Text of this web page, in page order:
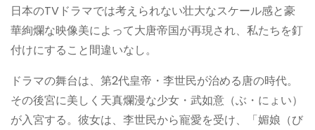
日本のTVドラマでは考えられない壮大なスケール感と豪
華絢爛な映像美によって大唐帝国が再現され、私たちを釘
付けにすること間違いなし。
ドラマの舞台は、第2代皇帝・李世民が治める唐の時代。
その後宮に美しく天真爛漫な少女・武如意（ぶ・にょい）
が入宮する。彼女は、李世民から寵愛を受け、「媚娘（び